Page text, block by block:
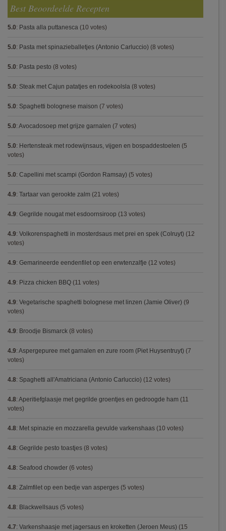
Best Beoordeelde Recepten
5.0: Pasta alla puttanesca (10 votes)
5.0: Pasta met spinazieballetjes (Antonio Carluccio) (8 votes)
5.0: Pasta pesto (8 votes)
5.0: Steak met Cajun patatjes en rodekoolsla (8 votes)
5.0: Spaghetti bolognese maison (7 votes)
5.0: Avocadosoep met grijze garnalen (7 votes)
5.0: Hertensteak met rodewijnsaus, vijgen en bospaddestoelen (5
votes)
5.0: Capellini met scampi (Gordon Ramsay) (5 votes)
4.9: Tartaar van gerookte zalm (21 votes)
4.9: Gegrilde nougat met esdoornsiroop (13 votes)
4.9: Volkorenspaghetti in mosterdsaus met prei en spek (Colruyt) (12
votes)
4.9: Gemarineerde eendenfilet op een erwtenzalfje (12 votes)
4.9: Pizza chicken BBQ (11 votes)
4.9: Vegetarische spaghetti bolognese met linzen (Jamie Oliver) (9
votes)
4.9: Broodje Bismarck (8 votes)
4.9: Aspergepuree met garnalen en zure room (Piet Huysentruyt) (7
votes)
4.8: Spaghetti all'Amatriciana (Antonio Carluccio) (12 votes)
4.8: Aperitiefglaasje met gegrilde groentjes en gedroogde ham (11
votes)
4.8: Met spinazie en mozzarella gevulde varkenshaas (10 votes)
4.8: Gegrilde pesto toastjes (8 votes)
4.8: Seafood chowder (6 votes)
4.8: Zalmfilet op een bedje van asperges (5 votes)
4.8: Blackwellsaus (5 votes)
4.7: Varkenshaasje met jagersaus en kroketten (Jeroen Meus) (15